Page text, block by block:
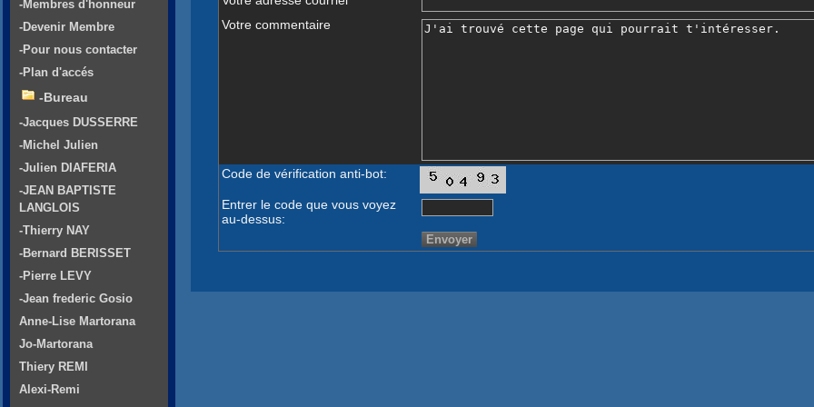
Votre commentaire
Code de vérification anti-bot:
Entrer le code que vous voyez
au-dessus:
-Membres d'honneur
-Devenir Membre
-Pour nous contacter
-Plan d'accés
-Bureau
-Jacques DUSSERRE
-Michel Julien
-Julien DIAFERIA
-JEAN BAPTISTE
LANGLOIS
-Thierry NAY
-Bernard BERISSET
-Pierre LEVY
-Jean frederic Gosio
Anne-Lise Martorana
Jo-Martorana
Thiery REMI
Alexi-Remi